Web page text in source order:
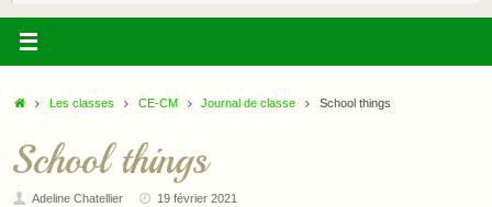
AccueilLes classes CE-CM Journal de classe School things
School things
Adeline Chatellier 19 février 2021